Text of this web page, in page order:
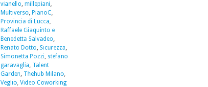
vianello, millepiani,
Multiverso, PianoC,
Provincia di Lucca,
Raffaele Giaquinto e
Benedetta Salvadeo,
Renato Dotto, Sicurezza,
Simonetta Pozzi, stefano
garavaglia, Talent
Garden, Thehub Milano,
Veglio, Video Coworking